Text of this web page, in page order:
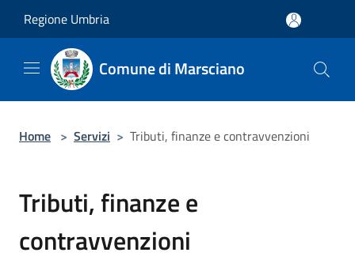
Regione Umbria
Comune di Marsciano
Home > Servizi > Tributi, finanze e contravvenzioni
Tributi, finanze e
contravvenzioni